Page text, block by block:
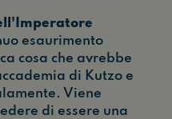
esaurimento
cosa che avrebbe
di Kutzo e
Viene
di essere una